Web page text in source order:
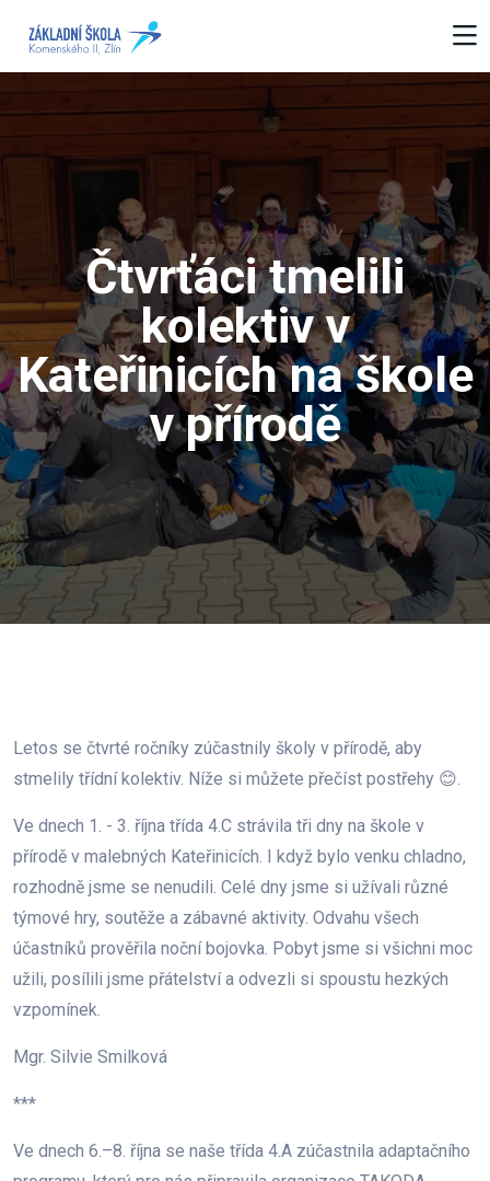
Čtvrťáci tmelili
kolektiv v
Kateřinicích na škole
v přírodě
Letos se čtvrté ročníky zúčastnily školy v přírodě, aby
stmelily třídní kolektiv. Níže si můžete přečíst postřehy 😊.
Ve dnech 1. - 3. října třída 4.C strávila tři dny na škole v
přírodě v malebných Kateřinicích. I když bylo venku chladno,
rozhodně jsme se nenudili. Celé dny jsme si užívali různé
týmové hry, soutěže a zábavné aktivity. Odvahu všech
účastníků prověřila noční bojovka. Pobyt jsme si všichni moc
užili, posílili jsme přátelství a odvezli si spoustu hezkých
vzpomínek.
Mgr. Silvie Smilková
***
Ve dnech 6.–8. října se naše třída 4.A zúčastnila adaptačního